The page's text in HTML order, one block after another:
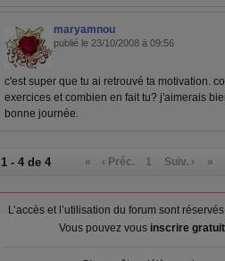
maryamnou
publié le 23/10/2008 à 09:56
c'est super que tu ai retrouvé ta motivation.
exercices et combien en fait tu? j'aimerais
bonne journée.
1 - 4 de 4 « ‹ Préc. 1 Suiv. › »
L’accès et l’utilisation du forum sont
Vous pouvez vous inscrire